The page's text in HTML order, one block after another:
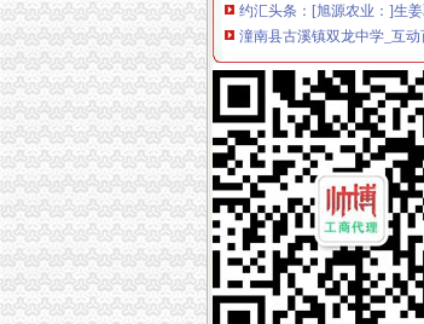
潼南县古溪镇双龙中学_互动
页_忠县忠州镇第四小学校后
NP120-12冠（CHAMPION
重庆市潼南电力公司三块石
潼南无地址注册公司
宗申动力：2011年公司券受
高级船员甲类二管轮罗二管
杭州近江小区开荒保洁公司
铜川拆除55米锅炉烟囱公司≥
公司评论
重庆市潼南区豪餐饮娱乐有
北京瑞美迅博国际商务有限
约汇头条：[旭源农业：]生姜